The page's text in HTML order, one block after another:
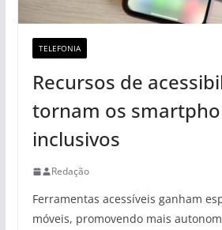
TELEFONIA
Recursos de
tornam os
inclusivos
Redação
Ferramentas acessíveis ganham
móveis, promovendo mais